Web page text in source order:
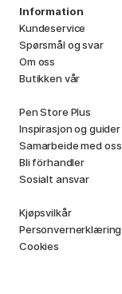
Information
Kundeservice
Spørsmål og svar
Om oss
Butikken vår
Pen Store Plus
Inspirasjon og guider
Samarbeide med oss
Bli förhandler
Sosialt ansvar
Kjøpsvilkår
Personvernerklæring
Cookies